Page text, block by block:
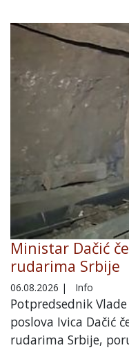
Ministar Dačić
rudarima Srbije
06.08.2026 | Info
Potpredsednik
poslova Ivica Dačić
rudarima Srbije,